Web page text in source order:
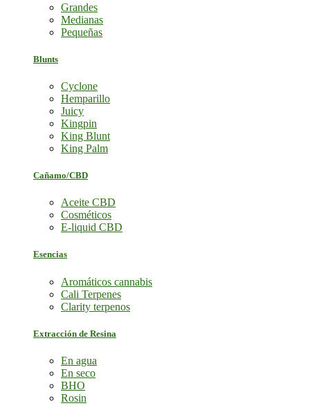
Grandes
Medianas
Pequeñas
Blunts
Cyclone
Hemparillo
Juicy
Kingpin
King Blunt
King Palm
Cañamo/CBD
Aceite CBD
Cosméticos
E-liquid CBD
Esencias
Aromáticos cannabis
Cali Terpenes
Clarity terpenos
Extracción de Resina
En agua
En seco
BHO
Rosin